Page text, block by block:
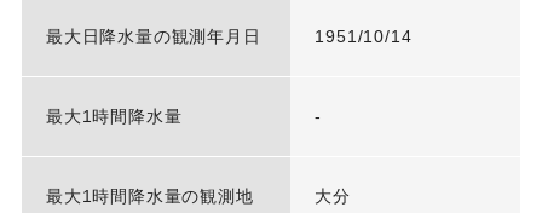
最大日降水量の観測年月日 1951/10/14
最大1時間降水量 -
最大1時間降水量の観測地 大分